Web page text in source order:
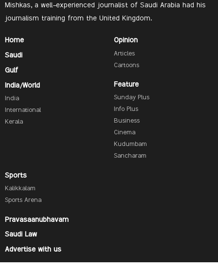
Mishkas, a well-experienced journalist of Saudi Arabia had his
journalism training from the United Kingdom.
Home
Saudi
Gulf
India/World
India
International
Kerala
Opinion
Articles
Cartoons
Feature
Sunday Plus
Info Plus
Business
Cinema
Kudumbam
Sancharam
Sports
Kalikkalam
Sports Arena
Pravasaanubhavam
Saudi Law
Advertise with us